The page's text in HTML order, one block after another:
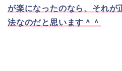
が楽になったのなら、それが
法なのだと思います＾＾